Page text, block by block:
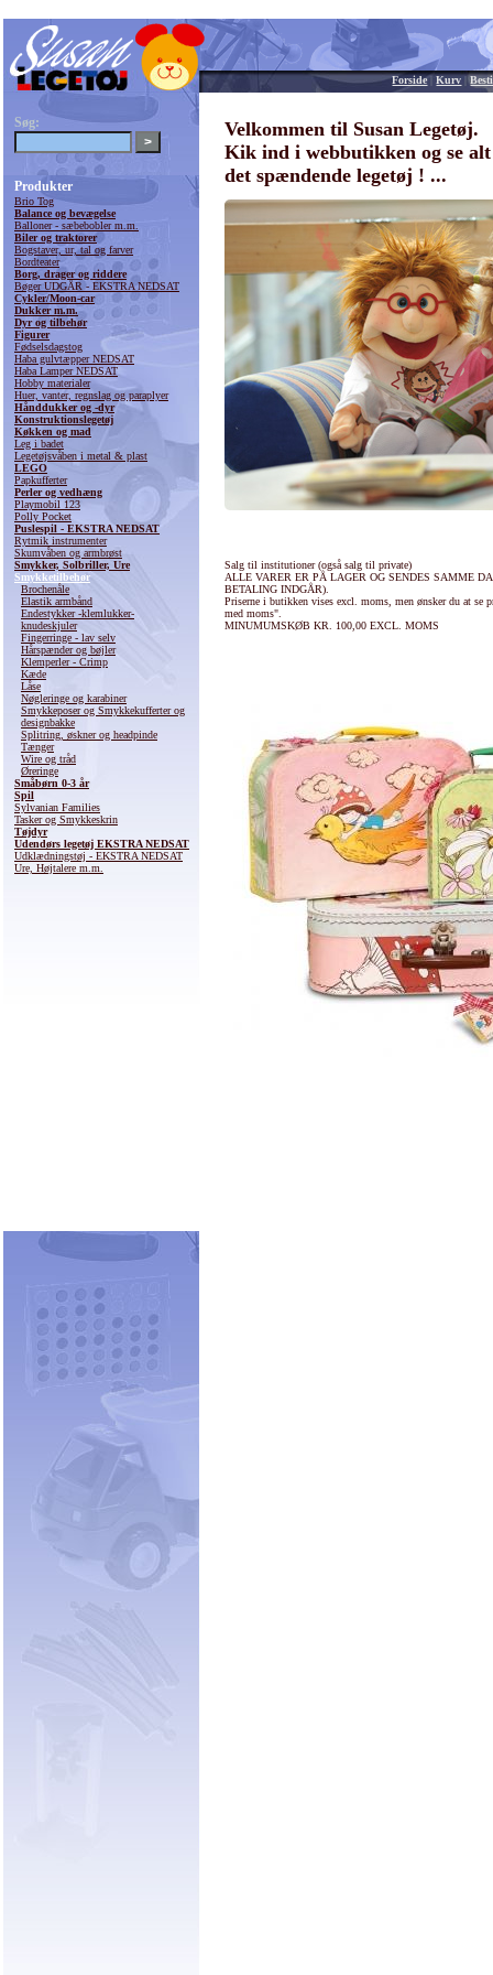
Forside|Kurv |
Søg:
Produkter
Brio Tog
Balance og bevægelse
Balloner - sæbebobler m.m.
Biler og traktorer
Bogstaver, ur, tal og farver
Bordteater
Borg, drager og riddere
Bøger UDGÅR - EKSTRA NEDSAT
Cykler/Moon-car
Dukker m.m.
Dyr og tilbehør
Figurer
Fødselsdagstog
Haba gulvtæpper NEDSAT
Haba Lamper NEDSAT
Hobby materialer
Huer, vanter, regnslag og paraplyer
Hånddukker og -dyr
Konstruktionslegetøj
Køkken og mad
Leg i badet
Legetøjsvåben i metal & plast
LEGO
Papkufferter
Perler og vedhæng
Playmobil 123
Polly Pocket
Puslespil - EKSTRA NEDSAT
Rytmik instrumenter
Skumvåben og armbrøst
Smykker, Solbriller, Ure
Smykketilbehør
Brochenåle
Elastik armbånd
Endestykker -klemlukker-
knudeskjuler
Fingerringe - lav selv
Hårspænder og bøjler
Klemperler - Crimp
Kæde
Låse
Nøgleringe og karabiner
Smykkeposer og Smykkekufferter og
designbakke
Splitring, øskner og headpinde
Tænger
Wire og tråd
Øreringe
Småbørn 0-3 år
Spil
Sylvanian Families
Tasker og Smykkeskrin
Tøjdyr
Udendørs legetøj EKSTRA NEDSAT
Udklædningstøj - EKSTRA NEDSAT
Ure, Højtalere m.m.
Velkommen til Susan Legetøj.
Kik ind i webbutikken og se alt
det spændende legetøj ! ...
Salg til institutioner (også salg til private)
ALLE VARER ER PÅ LAGER OG SENDES SAMME
BETALING INDGÅR).
Priserne i butikken vises excl. moms, men ønsker du at
med moms".
MINUMUMSKØB KR. 100,00 EXCL. MOMS